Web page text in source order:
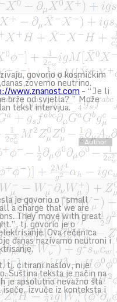
govorio o kosmičkim
neutrino.
www.znanost.com – “Je li
brže od svjetla? ” Može
tekst intervjua.
je govorio o “small
a charge that we are
They move with great
tj. govorio je o
Ova rečenica
danas nazivamo neutroni i
tj. citirani naslov, nije
Suština teksta je način na
je apsolutno nevažno šta
iseče, izvuče iz konteksta i